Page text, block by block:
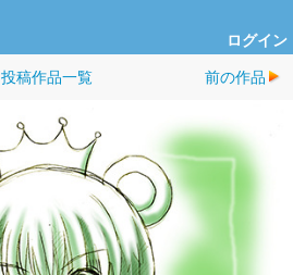
ログイン
投稿作品一覧 前の作品